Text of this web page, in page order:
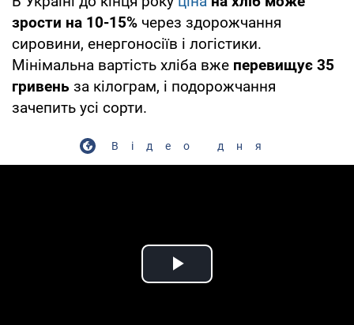
зрости на 10-15% через здорожчання
сировини, енергоносіїв і логістики.
Мінімальна вартість хліба вже перевищує 35
гривень за кілограм, і подорожчання
зачепить усі сорти.
Відео дня
Play Video